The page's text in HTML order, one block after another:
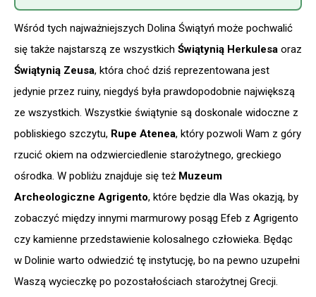
Wśród tych najważniejszych Dolina Świątyń może pochwalić
się także najstarszą ze wszystkich Świątynią Herkulesa oraz
Świątynią Zeusa, która choć dziś reprezentowana jest
jedynie przez ruiny, niegdyś była prawdopodobnie największą
ze wszystkich. Wszystkie świątynie są doskonale widoczne z
pobliskiego szczytu, Rupe Atenea, który pozwoli Wam z góry
rzucić okiem na odzwierciedlenie starożytnego, greckiego
ośrodka. W pobliżu znajduje się też Muzeum
Archeologiczne Agrigento, które będzie dla Was okazją, by
zobaczyć między innymi marmurowy posąg Efeb z Agrigento
czy kamienne przedstawienie kolosalnego człowieka. Będąc
w Dolinie warto odwiedzić tę instytucję, bo na pewno uzupełni
Waszą wycieczkę po pozostałościach starożytnej Grecji.